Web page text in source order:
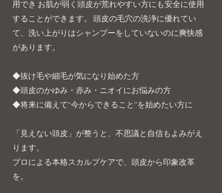
用でき お肌が弱く頭皮が荒れやすい方にも安全に使用
することができます。 頭皮の毛穴の洗浄に優れてい
て、洗い上がりはシャンプーをしていないのに爽快感
があります。
◆抜け毛や細毛が気になり始めた方
◆頭皮のかゆみ・赤み・ニオイにお悩みの方
◆将来に備えて“今からできること”を始めたい方に
「見えない頭皮」が整うと、不思議と自信もよみがえ
ります。
プロによる本格スカルプケアで、頭皮から印象改革
を。